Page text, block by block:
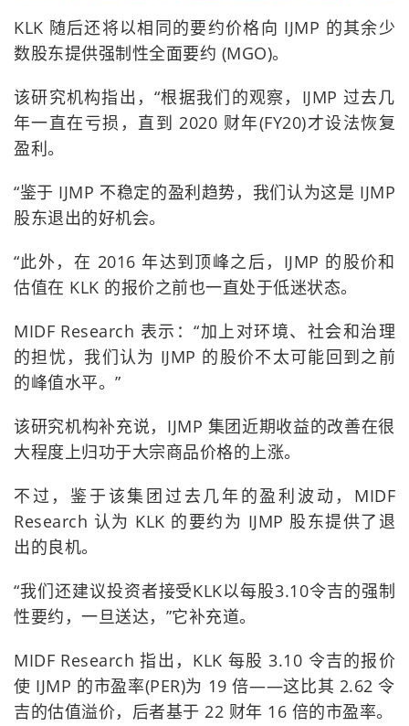
KLK 随后还将以相同的要约价格向 IJMP 的其余少
数股东提供强制性全面要约 (MGO)。
该研究机构指出，“根据我们的观察，IJMP 过去几
年一直在亏损，直到 2020 财年(FY20)才设法恢复
盈利。
“鉴于 IJMP 不稳定的盈利趋势，我们认为这是 IJMP
股东退出的好机会。
“此外，在 2016 年达到顶峰之后，IJMP 的股价和
估值在 KLK 的报价之前也一直处于低迷状态。
MIDF Research 表示：“加上对环境、社会和治理
的担忧，我们认为 IJMP 的股价不太可能回到之前
的峰值水平。”
该研究机构补充说，IJMP 集团近期收益的改善在很
大程度上归功于大宗商品价格的上涨。
不过，鉴于该集团过去几年的盈利波动，MIDF
Research 认为 KLK 的要约为 IJMP 股东提供了退
出的良机。
“我们还建议投资者接受KLK以每股3.10令吉的强制
性要约，一旦送达，”它补充道。
MIDF Research 指出，KLK 每股 3.10 令吉的报价
使 IJMP 的市盈率(PER)为 19 倍——这比其 2.62 令
吉的估值溢价，后者基于 22 财年 16 倍的市盈率。